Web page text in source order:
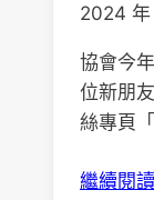
2024
協會今
位新朋
絲專頁
繼續閱讀